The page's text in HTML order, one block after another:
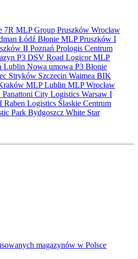
7R MLP Group Pruszków Wrocław
Łódź Błonie MLP Pruszków I
II Poznań Prologis Centrum
P3 DSV Road LogicorMLP
Lublin Nowa umowa P3 Błonie
Stryków Szczecin Waimea BIK
MLP Lublin MLP Wrocław
Panattoni City Logistics Warsaw I
Raben Logistics Ślaskie Centrum
Park Bydgoszcz White Star
magazynów w Polsce